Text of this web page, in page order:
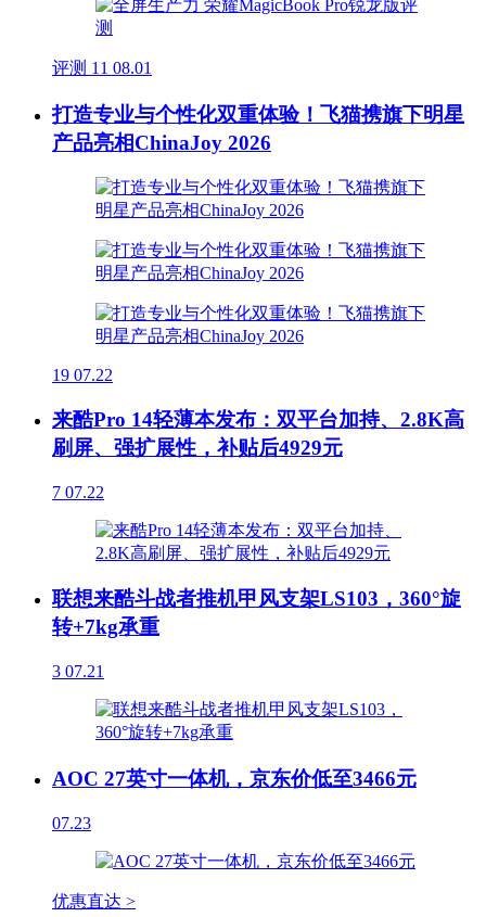
评测 11 08.01
打造专业与个性化双重体验！飞猫携旗下明星
产品亮相ChinaJoy 2026
19 07.22
来酷Pro 14轻薄本发布：双平台加持、2.8K高
刷屏、强扩展性，补贴后4929元
7 07.22
联想来酷斗战者推机甲风支架LS103，360°旋
转+7kg承重
3 07.21
AOC 27英寸一体机，京东价低至3466元
07.23
优惠直达 >